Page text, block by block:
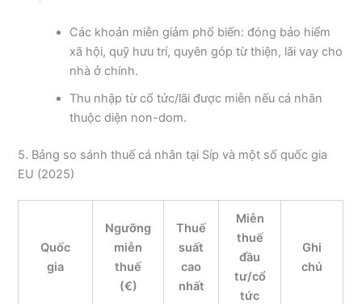
Các khoản miễn giảm phổ biến: đóng bảo hiểm
xã hội, quỹ hưu trí, quyên góp từ thiện, lãi vay cho
nhà ở chính.
Thu nhập từ cổ tức/lãi được miễn nếu cá nhân
thuộc diện non-dom.
5. Bảng so sánh thuế cá nhân tại Síp và một số quốc gia
EU (2025)
Quốc
gia
Ngưỡng
miễn
thuế
(€)
Thuế
suất
cao
nhất
Miễn
thuế
đầu
tư/cổ
tức
Ghi
chú